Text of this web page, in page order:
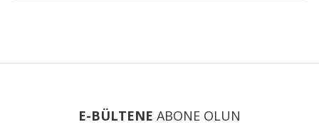
Ürün bilgilerinde hatalar bulunuyor.
E-BÜLTENE ABONE OLUN